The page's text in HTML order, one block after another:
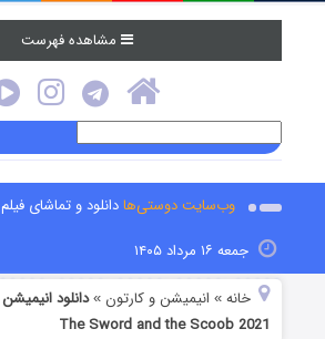
مشاهده فهرست
وب‌سایت دوستی‌هادانلود و تماشای فیلم
جمعه ۱۶ مرداد ۱۴۰۵
خانه » انیمیشن و کارتون »
The Sword and the Scoob 2021